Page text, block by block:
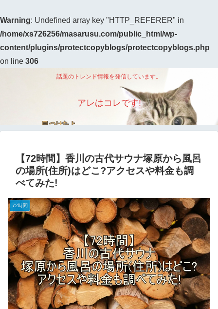
Warning: Undefined array key "HTTP_REFERER" in
/home/xs726256/masarusu.com/public_html/wp-
content/plugins/protectcopyblogs/protectcopyblogs.php
on line 306
話題のトレンド情報を発信しています。
アレはコレです!
【72時間】香川の古代サウナ塚原から風呂
の場所(住所)はどこ?アクセスや料金も調
べてみた!
72時間